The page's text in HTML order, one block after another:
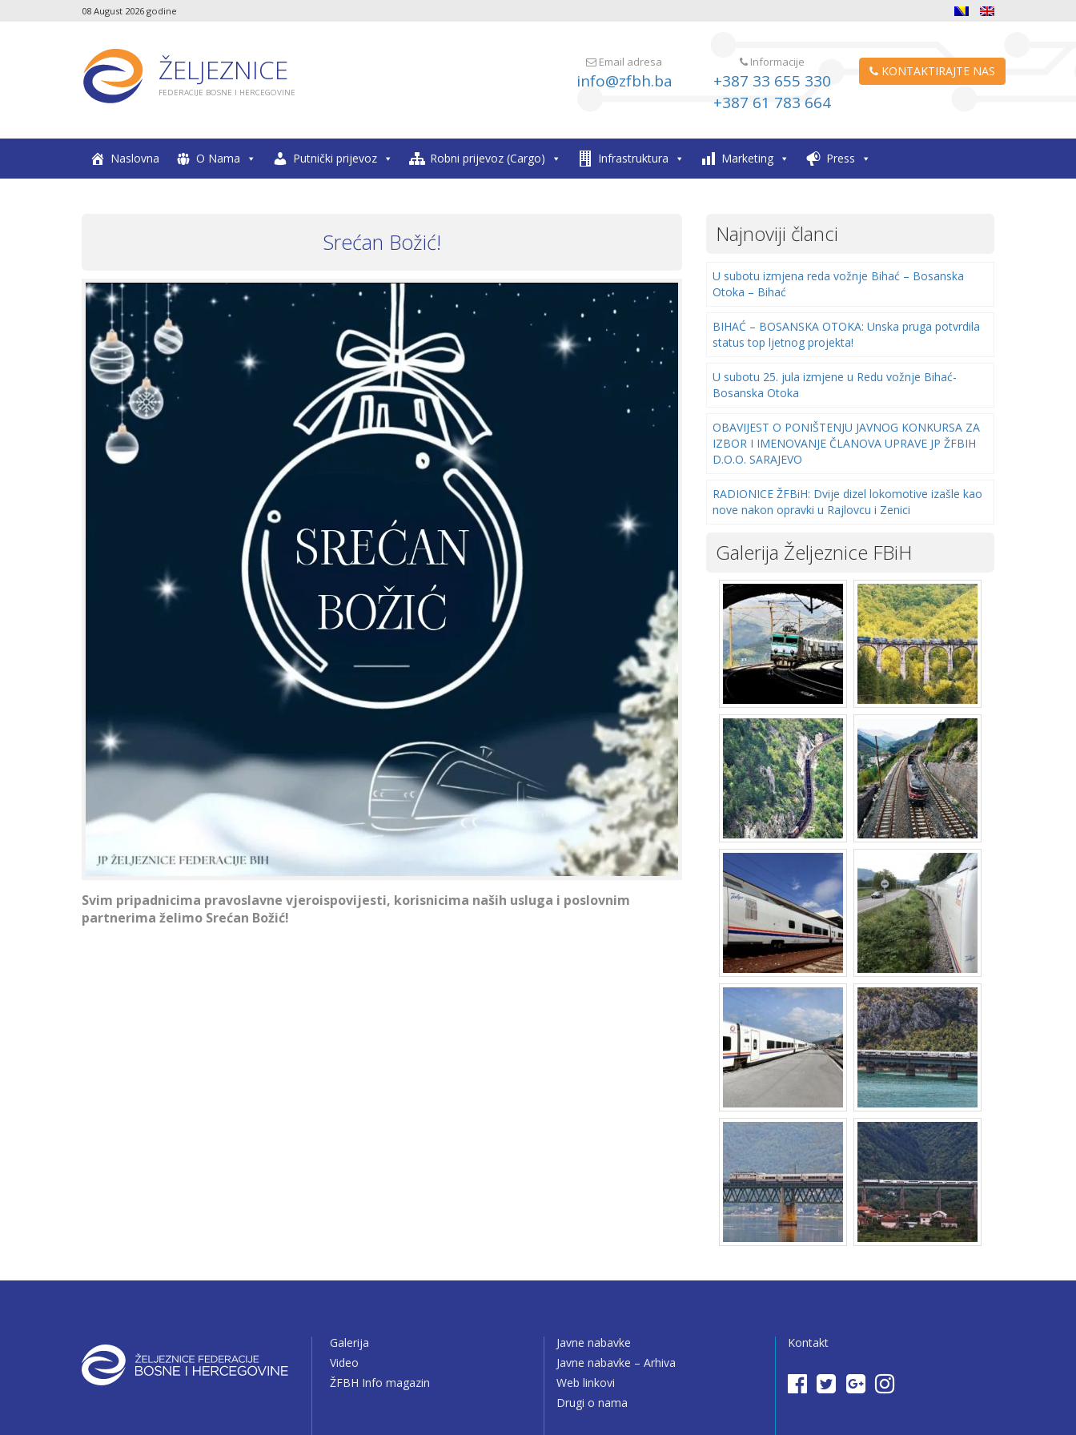
08 August 2026 godine
ŽELJEZNICE
FEDERACIJE BOSNE I HERCEGOVINE
Email adresa
info@zfbh.ba
Informacije
+387 33 655 330
+387 61 783 664
KONTAKTIRAJTE NAS
Naslovna O Nama Putnički prijevoz Robni prijevoz (Cargo) Infrastruktura Marketing Press
Srećan Božić!
Svim pripadnicima pravoslavne vjeroispovijesti, korisnicima naših usluga i poslovnim
partnerima želimo Srećan Božić!
Najnoviji članci
U subotu izmjena reda vožnje Bihać – Bosanska
Otoka – Bihać
BIHAĆ – BOSANSKA OTOKA: Unska pruga potvrdila
status top ljetnog projekta!
U subotu 25. jula izmjene u Redu vožnje Bihać-
Bosanska Otoka
OBAVIJEST O PONIŠTENJU JAVNOG KONKURSA ZA
IZBOR I IMENOVANJE ČLANOVA UPRAVE JP ŽFBIH
D.O.O. SARAJEVO
RADIONICE ŽFBiH: Dvije dizel lokomotive izašle kao
nove nakon opravki u Rajlovcu i Zenici
Galerija Željeznice FBiH
Galerija
Video
ŽFBH Info magazin
Javne nabavke
Javne nabavke – Arhiva
Web linkovi
Drugi o nama
Kontakt